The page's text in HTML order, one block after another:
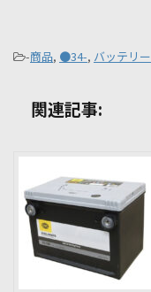
-商品, ●34-, バッテリー
関連記事: